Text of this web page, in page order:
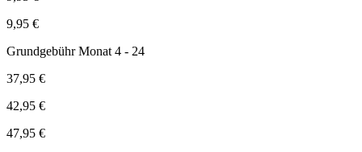
9,95 €
Grundgebühr Monat 4 - 24
37,95 €
42,95 €
47,95 €